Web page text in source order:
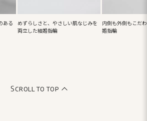
ある
めずらしさと、やさしい肌なじみを
両立した結婚指輪
内側も外側もこだ
婚指輪
Scroll to top